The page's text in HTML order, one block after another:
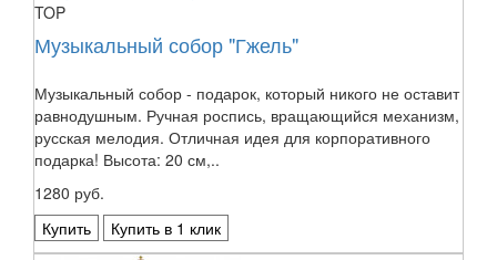
TOP
Музыкальный собор "Гжель"
Музыкальный собор - подарок, который никого не оставит
равнодушным. Ручная роспись, вращающийся механизм,
русская мелодия. Отличная идея для корпоративного
подарка! Высота: 20 см,..
1280 руб.
Купить
Купить в 1 клик